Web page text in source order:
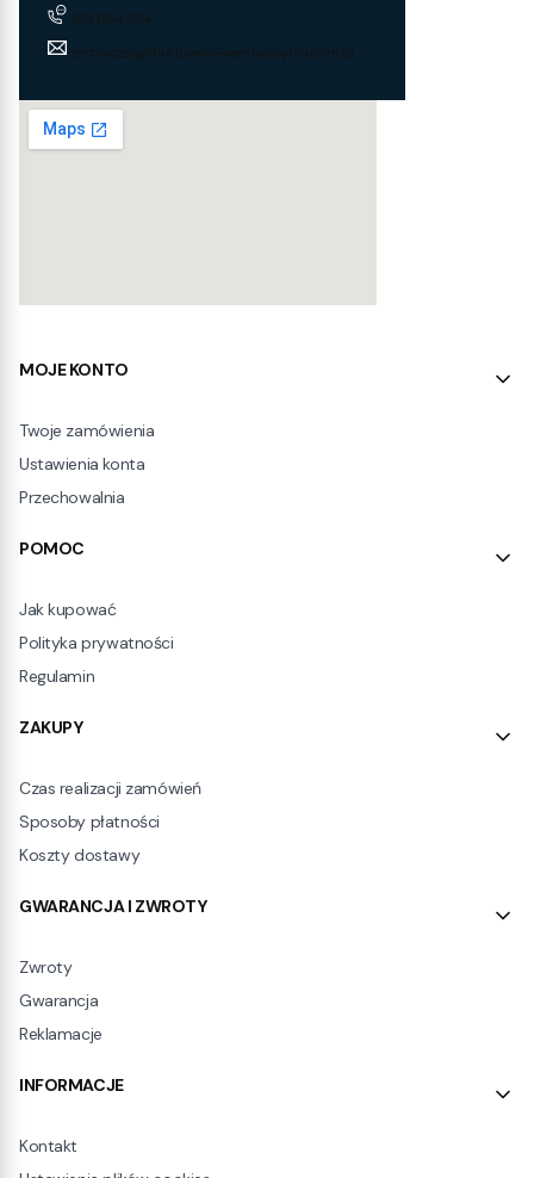
574 694 534
techniczny@hurtownia-wentylacyjna.com.pl
Linki w stopce
MOJE KONTO
Twoje zamówienia
Ustawienia konta
Przechowalnia
POMOC
Jak kupować
Polityka prywatności
Regulamin
ZAKUPY
Czas realizacji zamówień
Sposoby płatności
Koszty dostawy
GWARANCJA I ZWROTY
Zwroty
Gwarancja
Reklamacje
INFORMACJE
Kontakt